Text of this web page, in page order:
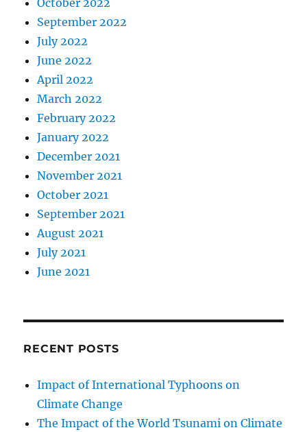
October 2022
September 2022
July 2022
June 2022
April 2022
March 2022
February 2022
January 2022
December 2021
November 2021
October 2021
September 2021
August 2021
July 2021
June 2021
RECENT POSTS
Impact of International Typhoons on
Climate Change
The Impact of the World Tsunami on Climate